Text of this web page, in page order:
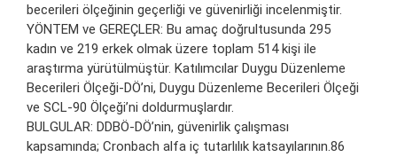
becerileri ölçeğinin geçerliği ve güvenirliği incelenmiştir.
YÖNTEM ve GEREÇLER: Bu amaç doğrultusunda 295
kadın ve 219 erkek olmak üzere toplam 514 kişi ile
araştırma yürütülmüştür. Katılımcılar Duygu Düzenleme
Becerileri Ölçeği-DÖ’ni, Duygu Düzenleme Becerileri Ölçeği
ve SCL-90 Ölçeği’ni doldurmuşlardır.
BULGULAR: DDBÖ-DÖ’nin, güvenirlik çalışması
kapsamında; Cronbach alfa iç tutarlılık katsayılarının.86